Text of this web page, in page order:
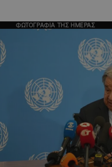
ΦΩΤΟΓΡΑΦΙΑ ΤΗΣ ΗΜΕΡΑΣ